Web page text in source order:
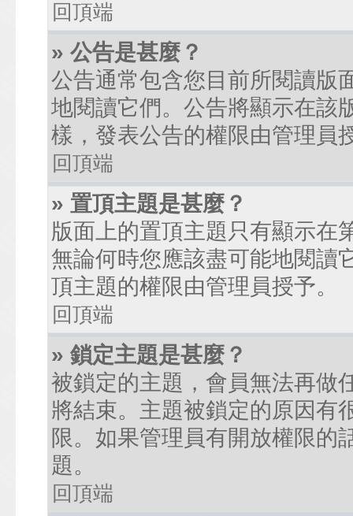
回頂端
» 公告是甚麼？
公告通常包含您目前所閱讀版
地閱讀它們。公告將顯示在該
樣，發表公告的權限由管理員
回頂端
» 置頂主題是甚麼？
版面上的置頂主題只有顯示在
無論何時您應該盡可能地閱讀
頂主題的權限由管理員授予。
回頂端
» 鎖定主題是甚麼？
被鎖定的主題，會員無法再做
將結束。主題被鎖定的原因有
限。如果管理員有開放權限的
題。
回頂端